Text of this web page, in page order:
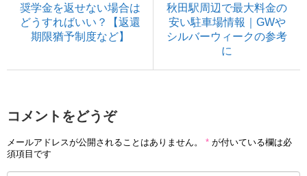
奨学金を返せない場合は
どうすればいい？【返還
期限猶予制度など】
秋田駅周辺で最大料金の
安い駐車場情報｜GWや
シルバーウィークの参考
に
コメントをどうぞ
メールアドレスが公開されることはありません。 * が付いている欄は必
須項目です